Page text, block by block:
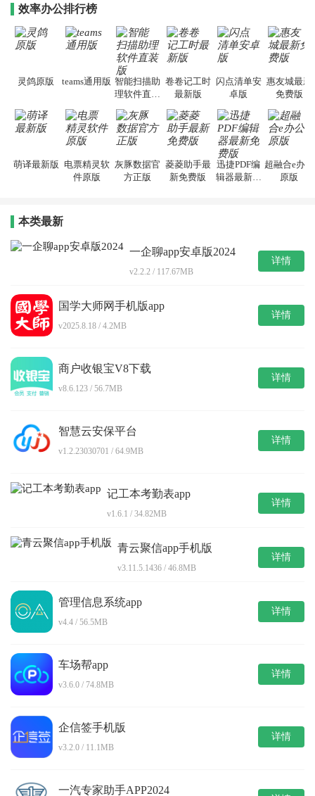
效率办公排行榜
灵鸽原版 teams通用版 智能扫描助
理软件直装
卷卷记工时
最新版
闪点清单安
卓版
惠友城最新
免费版
萌译最新版 电票精灵软
件原版
灰豚数据官
方正版
菱菱助手最
新免费版
迅捷PDF编
辑器最新免
超融合e办公
原版
本类最新
一企聊app安卓版2024
v2.2.2 / 117.67MB
详情
国学大师网手机版app
v2025.8.18 / 4.2MB
详情
商户收银宝V8下载
v8.6.123 / 56.7MB
详情
智慧云安保平台
v1.2.23030701 / 64.9MB
详情
记工本考勤表app
v1.6.1 / 34.82MB
详情
青云聚信app手机版
v3.11.5.1436 / 46.8MB
详情
管理信息系统app
v4.4 / 56.5MB
详情
车场帮app
v3.6.0 / 74.8MB
详情
企信签手机版
v3.2.0 / 11.1MB
详情
一汽专家助手APP2024